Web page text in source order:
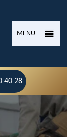
MENU
40 28